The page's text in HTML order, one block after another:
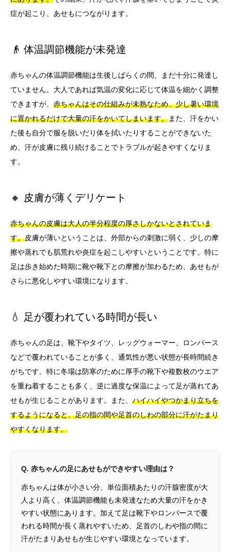
症が起こり、あせもにつながります。
👴 体温調節機能が未発達
赤ちゃんの体温調節機能は生後しばらくの間、まだ十分に発達し
ていません。大人であれば気温の変化に応じて体温を細かく調整
できますが、 赤ちゃんはその仕組みが未熟なため、少し暑い環境
に置かれるだけで大量の汗をかいてしまいます。また、汗をかい
た後も自分で服を脱いだり体を拭いたりすることができないた
め、汗が皮膚に残り続けることでトラブルが起きやすくなりま
す。
🔸 皮膚が薄くデリケート
赤ちゃんの皮膚は大人の半分程度の厚さしかないとされていま
す。皮膚が薄いということは、外部からの刺激に弱く、少しの摩
擦や蒸れでも肌荒れや炎症を起こしやすいということです。特に
足は歩き始めた時期に靴や靴下との摩擦が加わるため、あせもが
さらに悪化しやすい環境になります。
💧 足が覆われている時間が長い
赤ちゃんの足は、靴下やタイツ、レッグウォーマー、ロンパース
などで覆われていることが多く、通気性が悪い状態が長時間続き
がちです。特に冬場は防寒のために厚手の靴下や複数枚のウエア
を重ね着することも多く、逆に過度な保温によって足が蒸れてあ
せもが生じることがあります。また、 ハイハイやつかまり立ちを
するようになると、足の指の間や足首のしわの部分に汗がたまり
やすくなります。
Q. 赤ちゃんの足にあせもができやすい理由は？
赤ちゃんは体が小さい分、単位面積あたりの汗腺密度が大
人より高く、体温調節機能も未発達なため大量の汗をかき
やすい状態にあります。加えて足は靴下やロンパースで覆
われる時間が長く蒸れやすいため、足首のしわや指の間に
汗がたまりあせもが生じやすい環境となっています。